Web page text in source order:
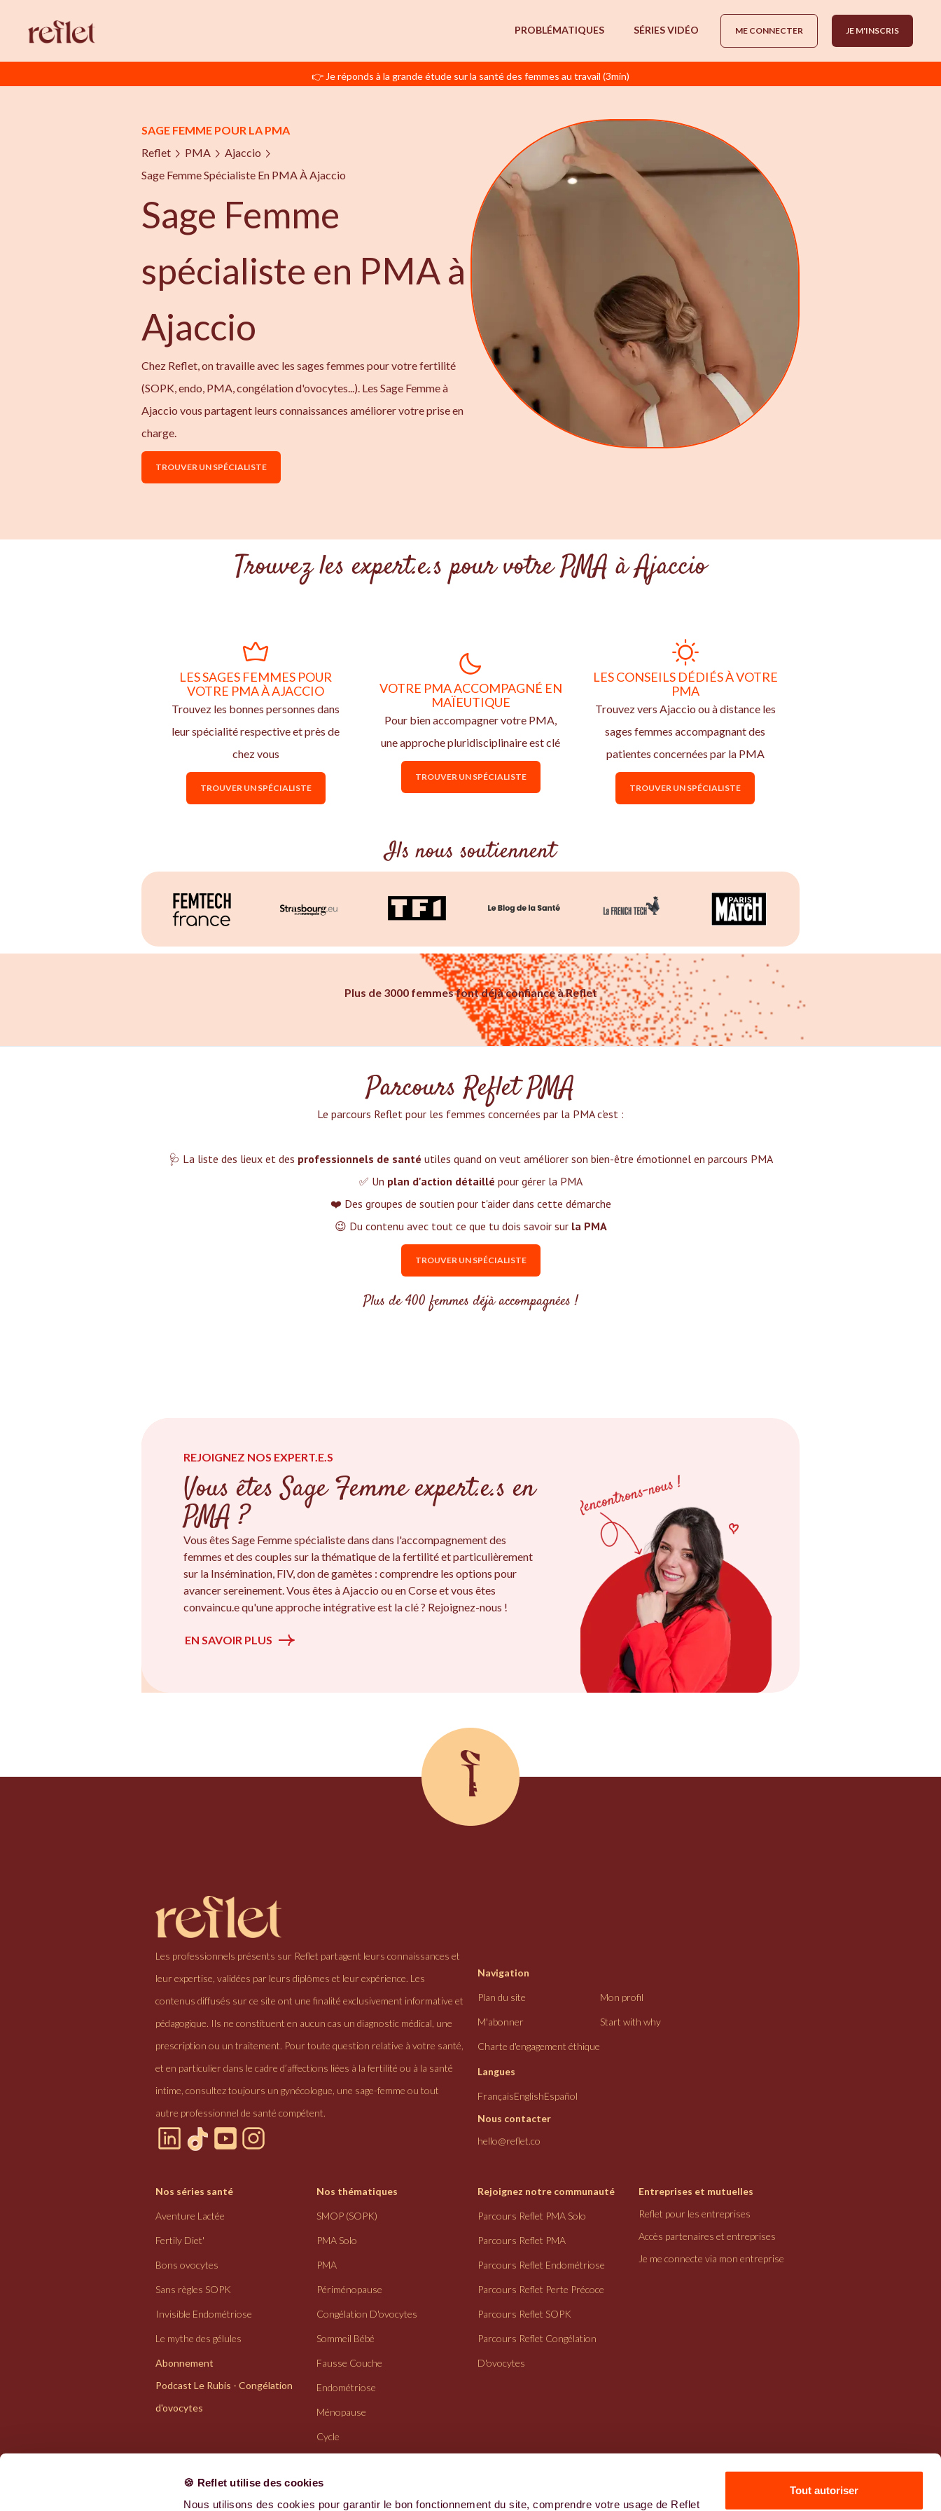
🍪 Reflet utilise des cookies
Nous utilisons des cookies pour garantir le bon fonctionnement du site, comprendre votre usage de Reflet
Tout autoriser
PROBLÉMATIQUES SÉRIES VIDÉO ME CONNECTER JE M'INSCRIS
👉 Je réponds à la grande étude sur la santé des femmes au travail (3min)
SAGE FEMME POUR LA PMA
Reflet
PMA
Ajaccio
Sage Femme Spécialiste En PMA À Ajaccio
Sage Femme
spécialiste en PMA à
Ajaccio
Chez Reflet, on travaille avec les sages femmes pour votre fertilité
(SOPK, endo, PMA, congélation d'ovocytes...). Les Sage Femme à
Ajaccio vous partagent leurs connaissances améliorer votre prise en
charge.
TROUVER UN SPÉCIALISTE
Trouvez les expert.e.s pour votre PMA à Ajaccio
LES SAGES FEMMES POUR
VOTRE PMA À AJACCIO
Trouvez les bonnes personnes dans
leur spécialité respective et près de
chez vous
TROUVER UN SPÉCIALISTE
VOTRE PMA ACCOMPAGNÉ EN
MAÏEUTIQUE
Pour bien accompagner votre PMA,
une approche pluridisciplinaire est clé
TROUVER UN SPÉCIALISTE
LES CONSEILS DÉDIÉS À VOTRE
PMA
Trouvez vers Ajaccio ou à distance les
sages femmes accompagnant des
patientes concernées par la PMA
TROUVER UN SPÉCIALISTE
Ils nous soutiennent
Plus de 3000 femmes font déjà confiance à Reflet
Parcours Reflet PMA
Le parcours Reflet pour les femmes concernées par la PMA c'est :‍
🩺 La liste des lieux et des professionnels de santé utiles quand on veut améliorer son bien-être émotionnel en parcours PMA
✅ Un plan d'action détaillé pour gérer la PMA
❤️ Des groupes de soutien pour t'aider dans cette démarche
😉 Du contenu avec tout ce que tu dois savoir sur la PMA
TROUVER UN SPÉCIALISTE
Plus de 400 femmes déjà accompagnées !
REJOIGNEZ NOS EXPERT.E.S
Vous êtes Sage Femme expert.e.s en
PMA ?
Vous êtes Sage Femme spécialiste dans dans l'accompagnement des
femmes et des couples sur la thématique de la fertilité et particulièrement
sur la Insémination, FIV, don de gamètes : comprendre les options pour
avancer sereinement. Vous êtes à Ajaccio ou en Corse et vous êtes
convaincu.e qu'une approche intégrative est la clé ? Rejoignez-nous !
EN SAVOIR PLUS
Les professionnels présents sur Reflet partagent leurs connaissances et
leur expertise, validées par leurs diplômes et leur expérience. Les
contenus diffusés sur ce site ont une finalité exclusivement informative et
pédagogique. Ils ne constituent en aucun cas un diagnostic médical, une
prescription ou un traitement. Pour toute question relative à votre santé,
et en particulier dans le cadre d’affections liées à la fertilité ou à la santé
intime, consultez toujours un gynécologue, une sage-femme ou tout
autre professionnel de santé compétent.
Navigation
Plan du site Mon profil
M'abonner Start with why
Charte d'engagement éthique
Langues
FrançaisEnglishEspañol
Nous contacter
hello@reflet.co
Nos séries santé
Aventure Lactée
Fertily Diet'
Bons ovocytes
Sans règles SOPK
Invisible Endométriose
Le mythe des gélules
Abonnement
Podcast Le Rubis - Congélation
d'ovocytes
Nos thématiques
SMOP (SOPK)
PMA Solo
PMA
Périménopause
Congélation D'ovocytes
Sommeil Bébé
Fausse Couche
Endométriose
Ménopause
Cycle
Rejoignez notre communauté
Parcours Reflet PMA Solo
Parcours Reflet PMA
Parcours Reflet Endométriose
Parcours Reflet Perte Précoce
Parcours Reflet SOPK
Parcours Reflet Congélation
D'ovocytes
Entreprises et mutuelles
Reflet pour les entreprises
Accès partenaires et entreprises
Je me connecte via mon entreprise
Politiques de confidentialité CGV